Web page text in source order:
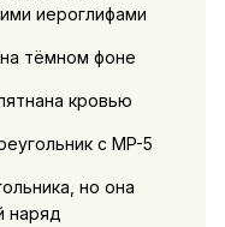
иероглифами
тёмном фоне
кровью
с MP-5
но она
наряд